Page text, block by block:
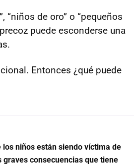
“niños de oro” o “pequeños
precoz puede esconderse una
Entonces ¿qué puede
los niños están siendo víctima de
consecuencias que tiene